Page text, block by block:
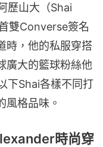
歷山大（Shai
雙Converse簽名
時，他的私服穿搭
廣大的籃球粉絲他
下Shai各樣不同打
風格品味。
時尚穿